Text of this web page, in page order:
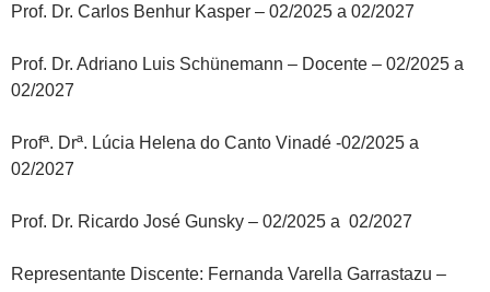
Prof. Dr. Carlos Benhur Kasper – 02/2025 a 02/2027
Prof. Dr. Adriano Luis Schünemann – Docente – 02/2025 a
02/2027
Profª. Drª. Lúcia Helena do Canto Vinadé -02/2025 a
02/2027
Prof. Dr. Ricardo José Gunsky – 02/2025 a 02/2027
Representante Discente: Fernanda Varella Garrastazu –